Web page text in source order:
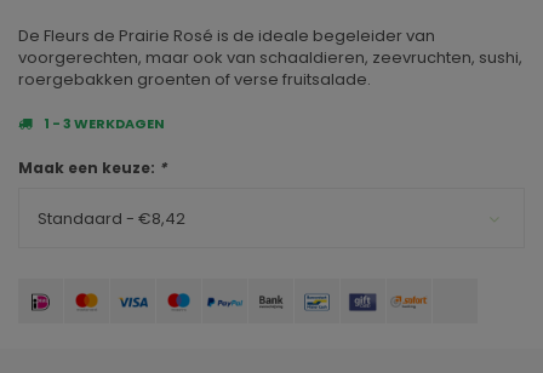
De Fleurs de Prairie Rosé is de ideale begeleider van
voorgerechten, maar ook van schaaldieren, zeevruchten, sushi,
roergebakken groenten of verse fruitsalade.
1 - 3 WERKDAGEN
Maak een keuze: *
Standaard - €8,42